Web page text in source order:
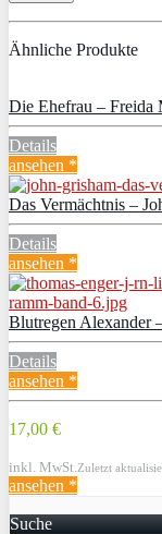
Ähnliche Produkte
Die Ehefrau – Freida
Details
ansehen *
Das Vermächtnis –
Details
ansehen *
Blutregen Alexander
Details
ansehen *
17,00 €
inkl. MwSt. Zuletzt
ansehen *
Suche